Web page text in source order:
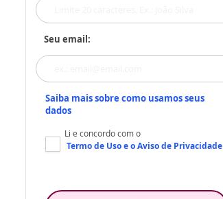
Seu email:
Saiba mais sobre como usamos seus
dados
Li e concordo com o
Termo de Usoe oAviso de Privacidade